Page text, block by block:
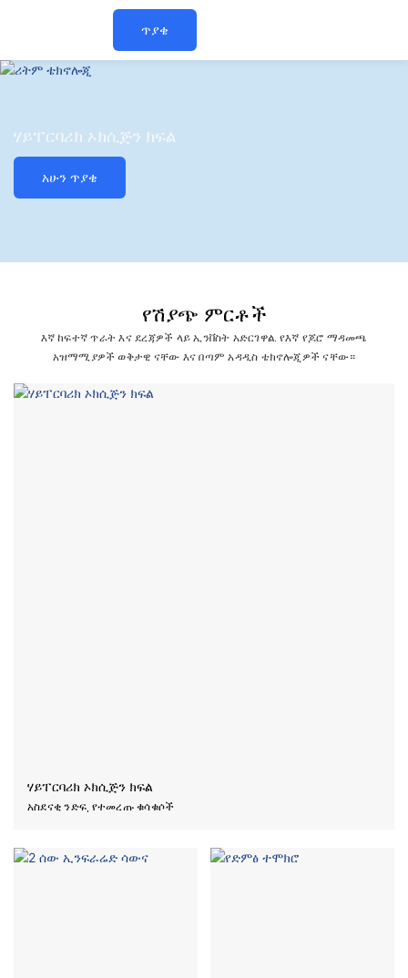
ጥያቄ
ሃይፐርባሪክ ኦክሲጅን ክፍል
አሁን ጥያቄ
የሽያጭ ምርቶች
እኛ ከፍተኛ ጥራት እና ደረጃዎች ላይ ኢንቨስት አድርገዋል. የእኛ የጆሮ ማዳመጫ
አዝማሚያዎች ወቅታዊ ናቸው እና በጣም አዳዲስ ቴክኖሎጂዎች ናቸው።
ሃይፐርባሪክ ኦክሲጅን ክፍል
አስደናቂ ንድፍ, የተመረጡ ቁሳቁሶች